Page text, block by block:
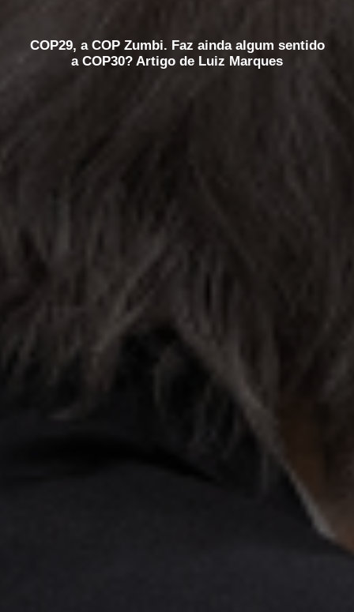
COP29, a COP Zumbi. Faz ainda algum sentido
a COP30? Artigo de Luiz Marques